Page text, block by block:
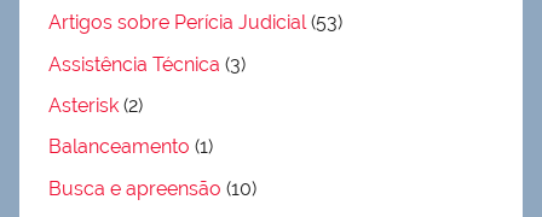
Artigos sobre Perícia Judicial(53)
Assistência Técnica (3)
Asterisk (2)
Balanceamento (1)
Busca e apreensão (10)